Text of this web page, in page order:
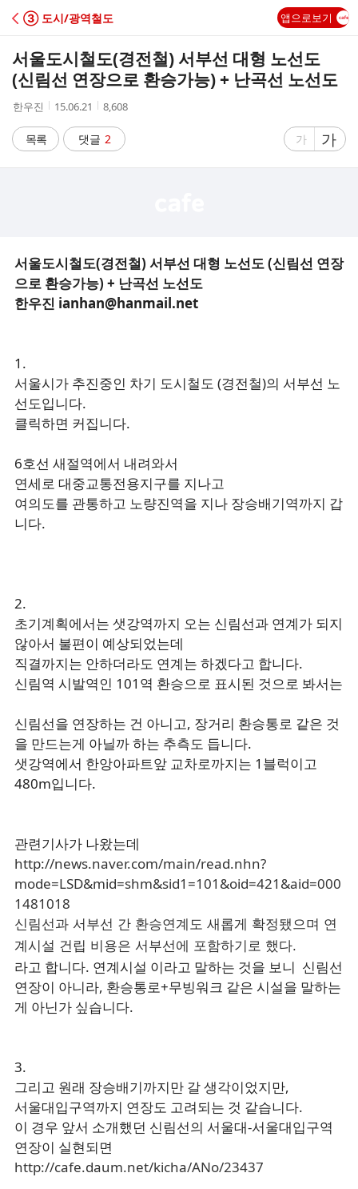
C
③ 도시/광역철도 앱으로보기
서울도시철도(경전철) 서부선 대형 노선도
(신림선 연장으로 환승가능) + 난곡선 노선도
작
자
한우진
작
시
간
15.06.21
조
수
8,608
목록 댓글 2
글
게
가
글
자
게
가
서울도시철도(경전철) 서부선 대형 노선도 (신림선 연장
으로 환승가능) + 난곡선 노선도
한우진 ianhan@hanmail.net
1.
서울시가 추진중인 차기 도시철도 (경전철)의 서부선 노
선도입니다.
클릭하면 커집니다.
6호선 새절역에서 내려와서
연세로 대중교통전용지구를 지나고
여의도를 관통하고 노량진역을 지나 장승배기역까지 갑
니다.
2.
초기계획에서는 샛강역까지 오는 신림선과 연계가 되지
않아서 불편이 예상되었는데
직결까지는 안하더라도 연계는 하겠다고 합니다.
신림역 시발역인 101역 환승으로 표시된 것으로 봐서는
신림선을 연장하는 건 아니고, 장거리 환승통로 같은 것
을 만드는게 아닐까 하는 추측도 듭니다.
샛강역에서 한앙아파트앞 교차로까지는 1블럭이고
480m입니다.
관련기사가 나왔는데
http://news.naver.com/main/read.nhn?
mode=LSD&mid=shm&sid1=101&oid=421&aid=000
1481018
신림선과 서부선 간 환승연계도 새롭게 확정됐으며 연
계시설 건립 비용은 서부선에 포함하기로 했다.
라고 합니다. 연계시설 이라고 말하는 것을 보니 신림선
연장이 아니라, 환승통로+무빙워크 같은 시설을 말하는
게 아닌가 싶습니다.
3.
그리고 원래 장승배기까지만 갈 생각이었지만,
서울대입구역까지 연장도 고려되는 것 같습니다.
이 경우 앞서 소개했던 신림선의 서울대-서울대입구역
연장이 실현되면
http://cafe.daum.net/kicha/ANo/23437